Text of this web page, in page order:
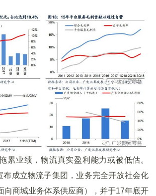
累业绩，物流真实盈利能力或被低估。
布成立物流子集团，业务完全开放社会化
向商城业务体系供应商），并于17年底开